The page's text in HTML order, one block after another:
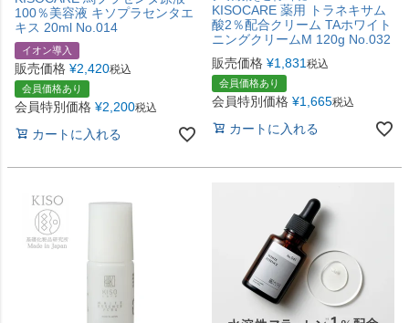
100％美容液 キソプラセンタエ
キス 20ml No.014
イオン導入
販売価格 ¥2,420税込
会員価格あり
会員特別価格 ¥2,200税込
カートに入れる
KISOCARE 薬用 トラネキサム
酸2％配合クリーム TAホワイト
ニングクリームM 120g No.032
販売価格 ¥1,831 税込
会員価格あり
会員特別価格 ¥1,665税込
カートに入れる